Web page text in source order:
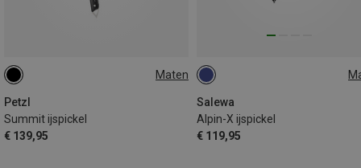
Maten
Petzl
Summit ijspickel
€ 139,95
59CM
Salewa
Alpin-X ijspickel
€ 119,95
53CM